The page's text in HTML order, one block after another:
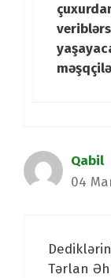
Qabil
04
Tərlan